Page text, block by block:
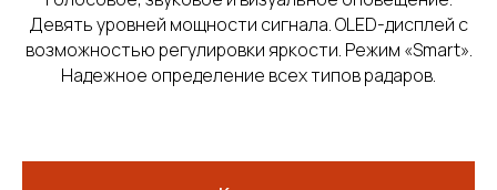
Девять уровней мощности сигнала. OLED-дисплей с
возможностью регулировки яркости. Режим «Smart».
Надежное определение всех типов радаров.